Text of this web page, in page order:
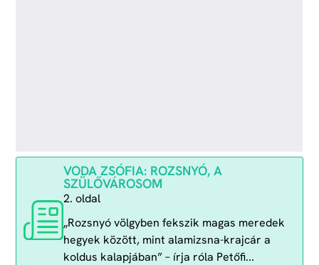
VODA ZSÓFIA: ROZSNYÓ, A
SZÜLŐVÁROSOM
2. oldal
„Rozsnyó völgyben fekszik magas meredek
hegyek között, mint alamizsna-krajcár a
koldus kalapjában” – írja róla Petőfi...